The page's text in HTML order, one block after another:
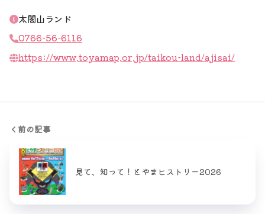
太閤山ランド
0766-56-6116
https://www.toyamap.or.jp/taikou-land/ajisai/
前の記事
見て、知って！とやまヒストリー2026